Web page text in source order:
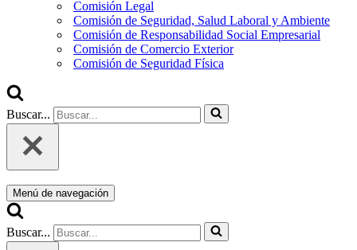
Comisión Legal
Comisión de Seguridad, Salud Laboral y Ambiente
Comisión de Responsabilidad Social Empresarial
Comisión de Comercio Exterior
Comisión de Seguridad Física
Buscar...
Menú de navegación
Buscar...